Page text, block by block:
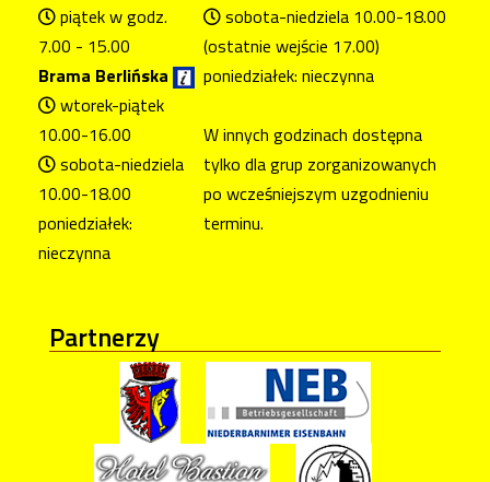
piątek w godz.
7.00 - 15.00
Brama Berlińska
wtorek-piątek
10.00-16.00
sobota-niedziela
10.00-18.00
poniedziałek:
nieczynna
sobota-niedziela 10.00-18.00
(ostatnie wejście 17.00)
poniedziałek: nieczynna
W innych godzinach dostępna
tylko dla grup zorganizowanych
po wcześniejszym uzgodnieniu
terminu.
Partnerzy